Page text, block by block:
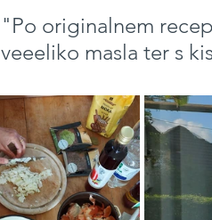
"Po originalnem
veeeliko masla ter s